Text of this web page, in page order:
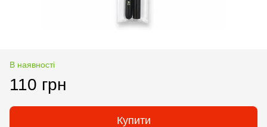
В наявності
110 грн
Купити